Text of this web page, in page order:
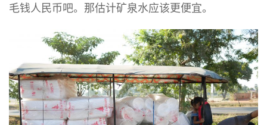
毛钱人民币吧。那估计矿泉水应该更便宜。